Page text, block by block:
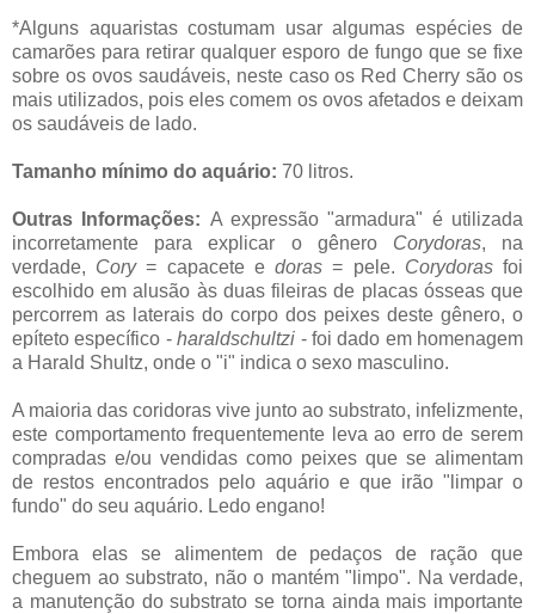
*Alguns aquaristas costumam usar algumas espécies de
camarões para retirar qualquer esporo de fungo que se fixe
sobre os ovos saudáveis, neste caso os Red Cherry são os
mais utilizados, pois eles comem os ovos afetados e deixam
os saudáveis de lado.
Tamanho mínimo do aquário: 70 litros.
Outras Informações: A expressão "armadura" é utilizada
incorretamente para explicar o gênero Corydoras, na
verdade, Cory= capacete edoras = pele. Corydorasfoi
escolhido em alusão às duas fileiras de placas ósseas que
percorrem as laterais do corpo dos peixes deste gênero, o
epíteto específico -haraldschultzi - foi dado em homenagem
a Harald Shultz, onde o "i" indica o sexo masculino.
A maioria das coridoras vive junto ao substrato, infelizmente,
este comportamento frequentemente leva ao erro de serem
compradas e/ou vendidas como peixes que se alimentam
de restos encontrados pelo aquário e que irão "limpar o
fundo" do seu aquário. Ledo engano!
Embora elas se alimentem de pedaços de ração que
cheguem ao substrato, não o mantém "limpo". Na verdade,
a manutenção do substrato se torna ainda mais importante